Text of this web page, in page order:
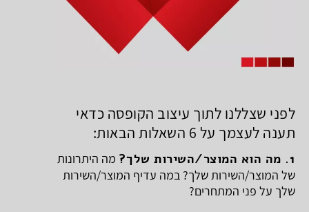
לפני שצללנו לתוך עיצוב הקופסה כדאי
תענה לעצמך על 6 השאלות הבאות:
1. מה הוא המוצר/השירות שלך?
מה היתרונות
של המוצר/השירות שלך? במה עדיף המוצר/השירות
שלך על פני המתחרים?